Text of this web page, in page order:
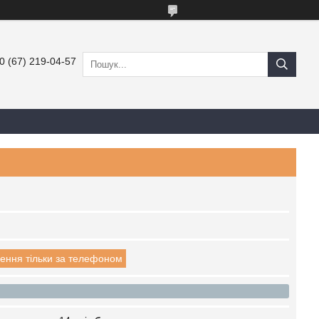
(67) 219-04-57
тільки за телефоном